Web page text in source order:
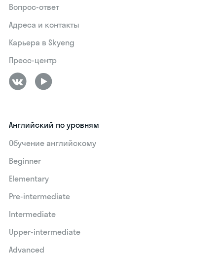
Вопрос-ответ
Адреса и контакты
Карьера в Skyeng
Пресс-центр
Английский по уровням
Обучение английскому
Beginner
Elementary
Pre-intermediate
Intermediate
Upper-intermediate
Advanced